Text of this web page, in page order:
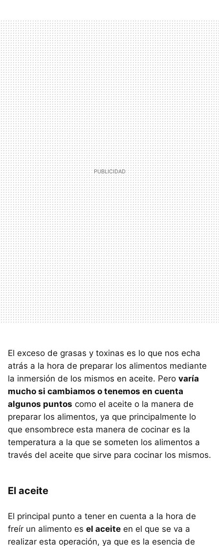
El exceso de grasas y toxinas es lo que nos echa
atrás a la hora de preparar los alimentos mediante
la inmersión de los mismos en aceite. Pero varía
mucho si cambiamos o tenemos en cuenta
algunos puntos como el aceite o la manera de
preparar los alimentos, ya que principalmente lo
que ensombrece esta manera de cocinar es la
temperatura a la que se someten los alimentos a
través del aceite que sirve para cocinar los mismos.
El aceite
El principal punto a tener en cuenta a la hora de
freír un alimento es el aceite en el que se va a
realizar esta operación, ya que es la esencia de